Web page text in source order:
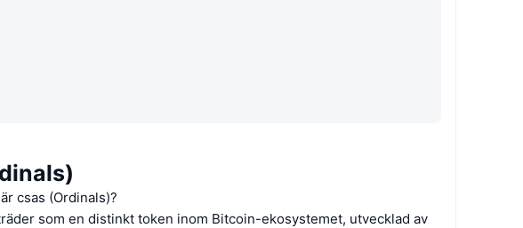
csas (Ordinals)?
som en distinkt token inom Bitcoin-ekosystemet, utvecklad av